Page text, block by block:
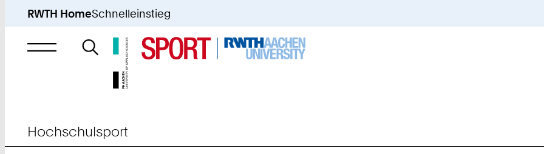
RWTH HomeSchnelleinstieg
Suche
nach
Hochschulsport